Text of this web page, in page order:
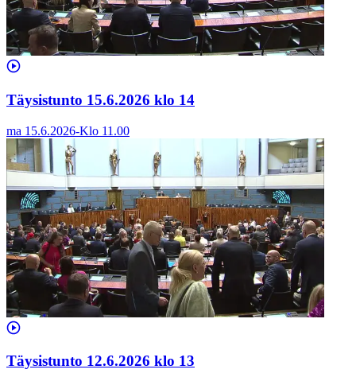
Täysistunto 15.6.2026 klo 14
ma 15.6.2026-Klo 11.00
Täysistunto 12.6.2026 klo 13